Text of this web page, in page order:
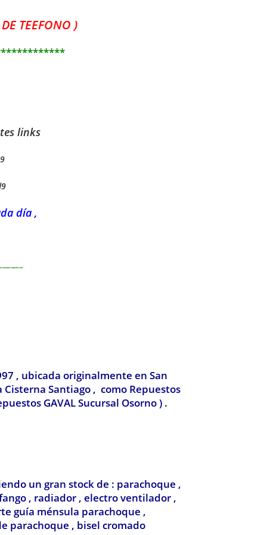
TEEFONO )
links
día ,
, ubicada originalmente en San
Santiago , como Repuestos
GAVAL Sucursal Osorno ) .
un gran stock de : parachoque ,
, radiador , electro ventilador ,
guía ménsula parachoque ,
parachoque , bisel cromado